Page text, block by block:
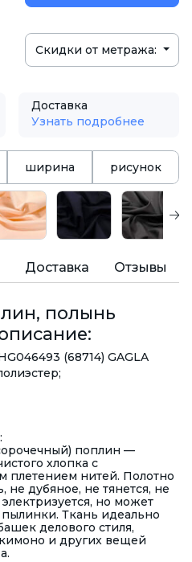
Скидки от метража:
Доставка
Узнать подробнее
ширина рисунок
Доставка Отзывы
полынь
(68714) GAGLA
поплин —
хлопка с
плетением нитей. Полотно
дубяное, не тянется, не
но может
Ткань идеально
делового стиля,
кимоно и других вещей